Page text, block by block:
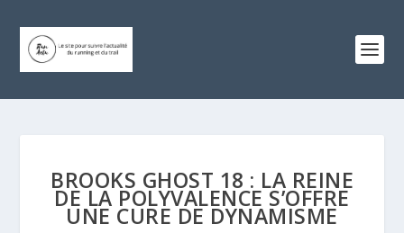
BROOKS GHOST 18 : LA REINE
DE LA POLYVALENCE S’OFFRE
UNE CURE DE DYNAMISME